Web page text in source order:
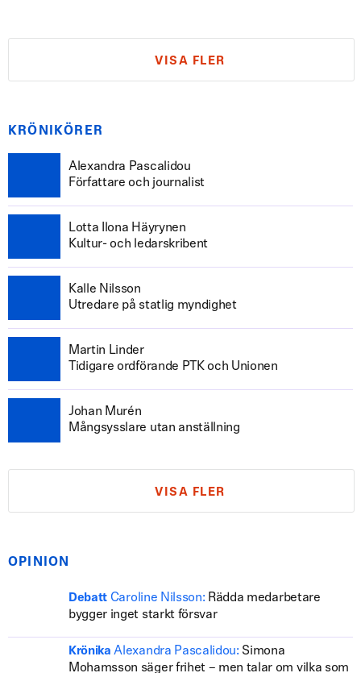
VISA FLER
KRÖNIKÖRER
Alexandra Pascalidou
Författare och journalist
Lotta Ilona Häyrynen
Kultur- och ledarskribent
Kalle Nilsson
Utredare på statlig myndighet
Martin Linder
Tidigare ordförande PTK och Unionen
Johan Murén
Mångsysslare utan anställning
VISA FLER
OPINION
Debatt Caroline Nilsson: Rädda medarbetare
bygger inget starkt försvar
Krönika Alexandra Pascalidou: Simona
Mohamsson säger frihet – men talar om vilka som